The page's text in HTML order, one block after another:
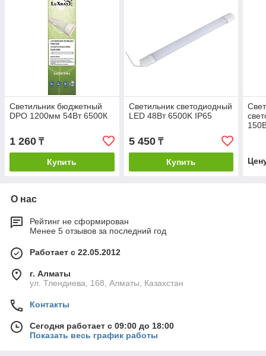
Светильник бюджетный
DPO 1200мм 54Вт 6500К
1 260 ₸
Купить
Светильник светодиодный
LED 48Вт 6500K IP65
5 450₸
Купить
О нас
Рейтинг не сформирован
Менее 5 отзывов за последний год
Работает с 22.05.2012
г. Алматы
ул. Тлендиева, 168, Алматы, Казахстан
Контакты
Сегодня работает с 09:00 до 18:00
Показать весь график работы